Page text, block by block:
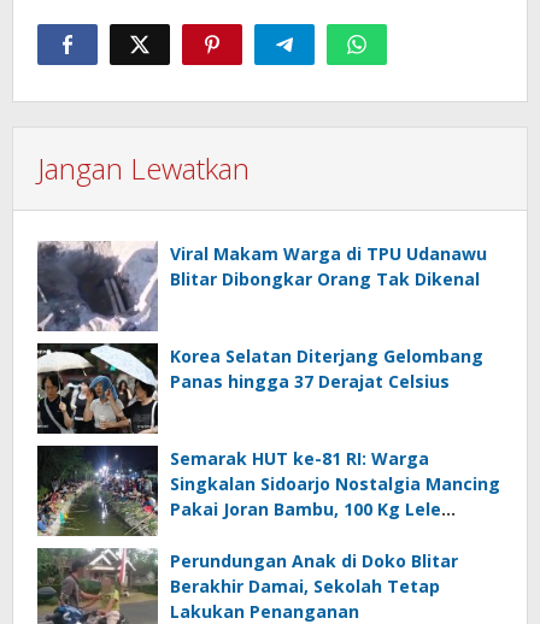
Jangan Lewatkan
Viral Makam Warga di TPU Udanawu
Blitar Dibongkar Orang Tak Dikenal
Korea Selatan Diterjang Gelombang
Panas hingga 37 Derajat Celsius
Semarak HUT ke-81 RI: Warga
Singkalan Sidoarjo Nostalgia Mancing
Pakai Joran Bambu, 100 Kg Lele
Perundungan Anak di Doko Blitar
Berakhir Damai, Sekolah Tetap
Lakukan Penanganan